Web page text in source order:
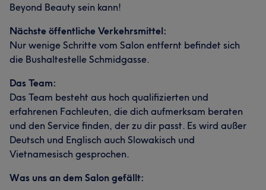
Beyond Beauty sein kann!
Nächste öffentliche Verkehrsmittel:
Nur wenige Schritte vom Salon entfernt befindet sich
die Bushaltestelle Schmidgasse.
Das Team:
Das Team besteht aus hoch qualifizierten und
erfahrenen Fachleuten, die dich aufmerksam beraten
und den Service finden, der zu dir passt. Es wird außer
Deutsch und Englisch auch Slowakisch und
Vietnamesisch gesprochen.
Was uns an dem Salon gefällt: